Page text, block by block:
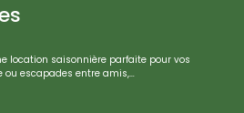
location saisonnière parfaite pour vos
ou escapades entre amis,…